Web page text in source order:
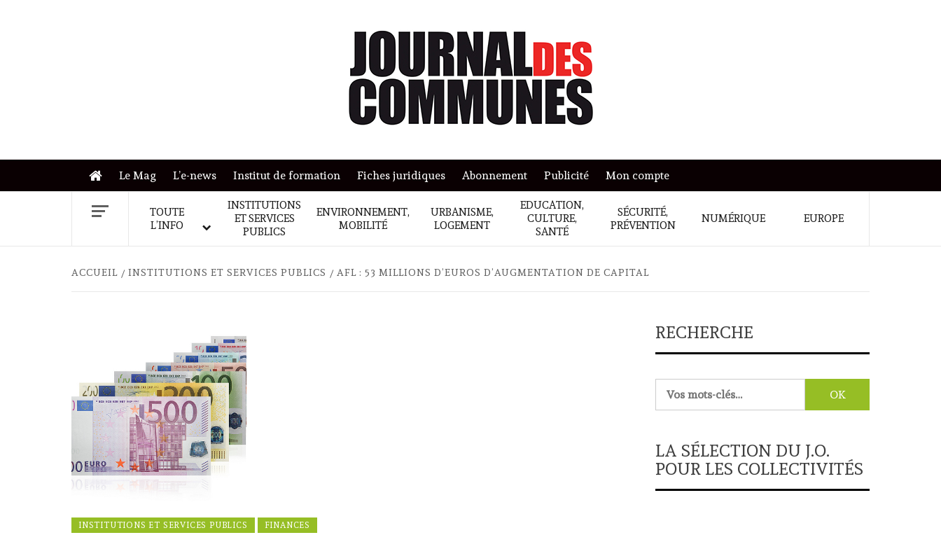
Le Mag L’e-news Institut de formation Fiches juridiques Abonnement Publicité Mon compte
TOUTE
L’INFO
INSTITUTIONS
ET SERVICES
PUBLICS
ENVIRONNEMENT,
MOBILITÉ
URBANISME,
LOGEMENT
EDUCATION,
CULTURE,
SANTÉ
SÉCURITÉ,
PRÉVENTION
NUMÉRIQUE EUROPE
ACCUEIL INSTITUTIONS ET SERVICES PUBLICS AFL : 53 MILLIONS D’EUROS D’AUGMENTATION DE CAPITAL
INSTITUTIONS ET SERVICES PUBLICS FINANCES
RECHERCHE
LA SÉLECTION DU J.O.
POUR LES COLLECTIVITÉS